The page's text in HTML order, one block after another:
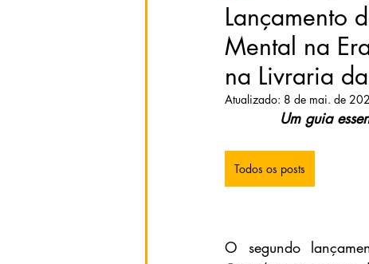
Lançamento
Mental na
na Livraria
Atualizado: 8 de mai. de
Um guia
Todos os posts
O segundo